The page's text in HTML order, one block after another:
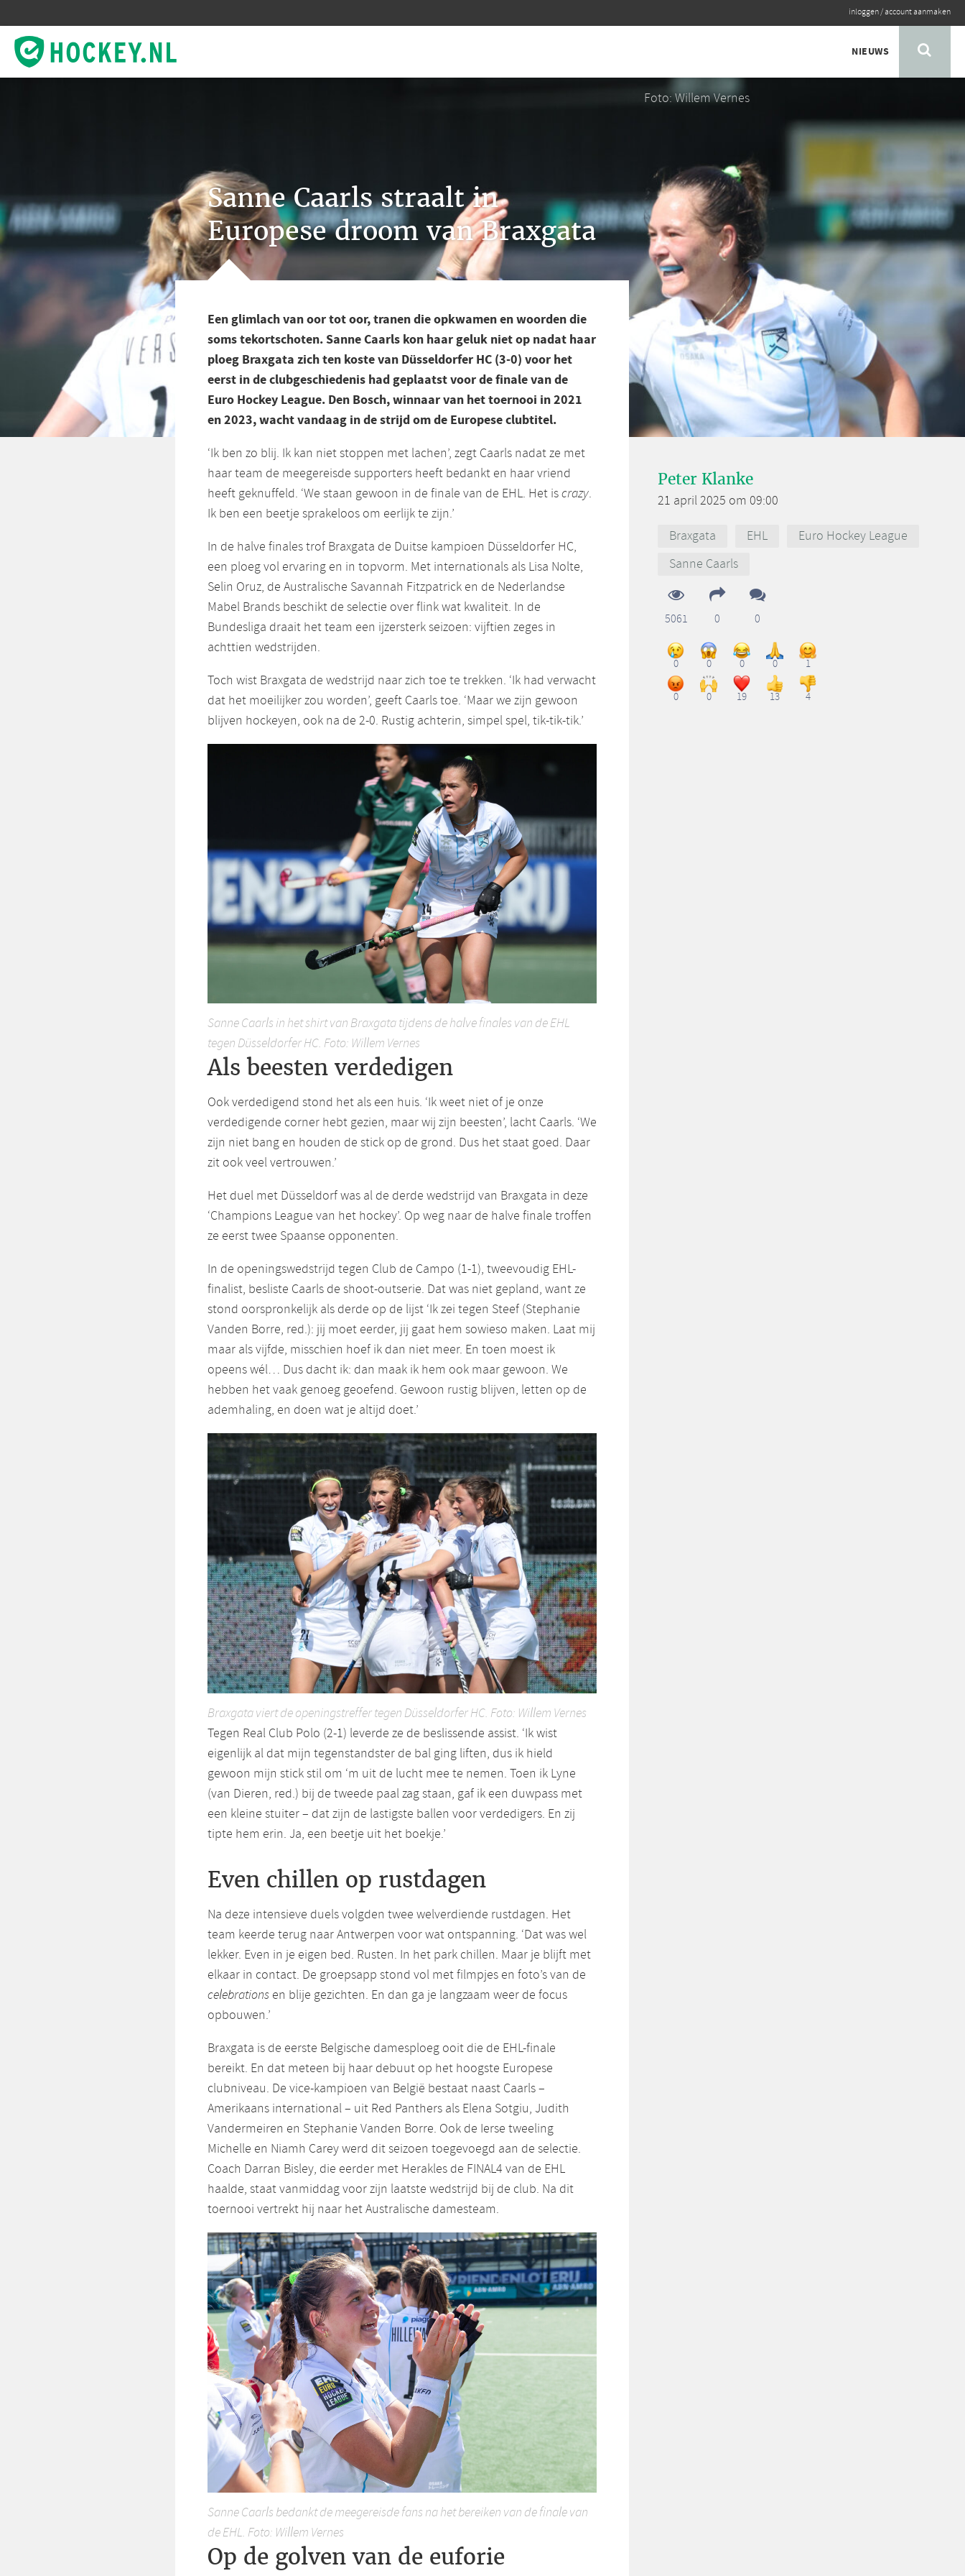
inloggen/account aanmaken
NIEUWS
Foto: Willem Vernes
Sanne Caarls straalt in
Europese droom van Braxgata
Een glimlach van oor tot oor, tranen die opkwamen en woorden die
soms tekortschoten. Sanne Caarls kon haar geluk niet op nadat haar
ploeg Braxgata zich ten koste van Düsseldorfer HC (3-0) voor het
eerst in de clubgeschiedenis had geplaatst voor de finale van de
Euro Hockey League. Den Bosch, winnaar van het toernooi in 2021
en 2023, wacht vandaag in de strijd om de Europese clubtitel.
‘Ik ben zo blij. Ik kan niet stoppen met lachen’, zegt Caarls nadat ze met
haar team de meegereisde supporters heeft bedankt en haar vriend
heeft geknuffeld. ‘We staan gewoon in de finale van de EHL. Het iscrazy.
Ik ben een beetje sprakeloos om eerlijk te zijn.’
In de halve finales trof Braxgata de Duitse kampioen Düsseldorfer HC,
een ploeg vol ervaring en in topvorm. Met internationals als Lisa Nolte,
Selin Oruz, de Australische Savannah Fitzpatrick en de Nederlandse
Mabel Brands beschikt de selectie over flink wat kwaliteit. In de
Bundesliga draait het team een ijzersterk seizoen: vijftien zeges in
achttien wedstrijden.
Toch wist Braxgata de wedstrijd naar zich toe te trekken. ‘Ik had verwacht
dat het moeilijker zou worden’, geeft Caarls toe. ‘Maar we zijn gewoon
blijven hockeyen, ook na de 2-0. Rustig achterin, simpel spel, tik-tik-tik.’
Sanne Caarls in het shirt van Braxgata tijdens de halve finales van de EHL
tegen Düsseldorfer HC. Foto: Willem Vernes
Als beesten verdedigen
Ook verdedigend stond het als een huis. ‘Ik weet niet of je onze
verdedigende corner hebt gezien, maar wij zijn beesten’, lacht Caarls. ‘We
zijn niet bang en houden de stick op de grond. Dus het staat goed. Daar
zit ook veel vertrouwen.’
Het duel met Düsseldorf was al de derde wedstrijd van Braxgata in deze
‘Champions League van het hockey’. Op weg naar de halve finale troffen
ze eerst twee Spaanse opponenten.
In de openingswedstrijd tegen Club de Campo (1-1), tweevoudig EHL-
finalist, besliste Caarls de shoot-outserie. Dat was niet gepland, want ze
stond oorspronkelijk als derde op de lijst ‘Ik zei tegen Steef (Stephanie
Vanden Borre, red.): jij moet eerder, jij gaat hem sowieso maken. Laat mij
maar als vijfde, misschien hoef ik dan niet meer. En toen moest ik
opeens wél… Dus dacht ik: dan maak ik hem ook maar gewoon. We
hebben het vaak genoeg geoefend. Gewoon rustig blijven, letten op de
ademhaling, en doen wat je altijd doet.’
Braxgata viert de openingstreffer tegen Düsseldorfer HC. Foto: Willem Vernes
Tegen Real Club Polo (2-1) leverde ze de beslissende assist. ‘Ik wist
eigenlijk al dat mijn tegenstandster de bal ging liften, dus ik hield
gewoon mijn stick stil om ‘m uit de lucht mee te nemen. Toen ik Lyne
(van Dieren, red.) bij de tweede paal zag staan, gaf ik een duwpass met
een kleine stuiter – dat zijn de lastigste ballen voor verdedigers. En zij
tipte hem erin. Ja, een beetje uit het boekje.’
Even chillen op rustdagen
Na deze intensieve duels volgden twee welverdiende rustdagen. Het
team keerde terug naar Antwerpen voor wat ontspanning. ‘Dat was wel
lekker. Even in je eigen bed. Rusten. In het park chillen. Maar je blijft met
elkaar in contact. De groepsapp stond vol met filmpjes en foto’s van de
celebrations en blije gezichten. En dan ga je langzaam weer de focus
opbouwen.’
Braxgata is de eerste Belgische damesploeg ooit die de EHL-finale
bereikt. En dat meteen bij haar debuut op het hoogste Europese
clubniveau. De vice-kampioen van België bestaat naast Caarls –
Amerikaans international – uit Red Panthers als Elena Sotgiu, Judith
Vandermeiren en Stephanie Vanden Borre. Ook de Ierse tweeling
Michelle en Niamh Carey werd dit seizoen toegevoegd aan de selectie.
Coach Darran Bisley, die eerder met Herakles de FINAL4 van de EHL
haalde, staat vanmiddag voor zijn laatste wedstrijd bij de club. Na dit
toernooi vertrekt hij naar het Australische damesteam.
Sanne Caarls bedankt de meegereisde fans na het bereiken van de finale van
de EHL. Foto: Willem Vernes
Op de golven van de euforie
Peter Klanke
21 april 2025 om 09:00
Braxgata EHL
Euro Hockey League
Sanne Caarls
5061 0 0
0 0 0 0 1
0 0 19 13 4